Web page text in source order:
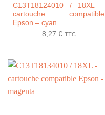
C13T18124010 / 18XL –
cartouche compatible
Epson – cyan
8,27 € TTC